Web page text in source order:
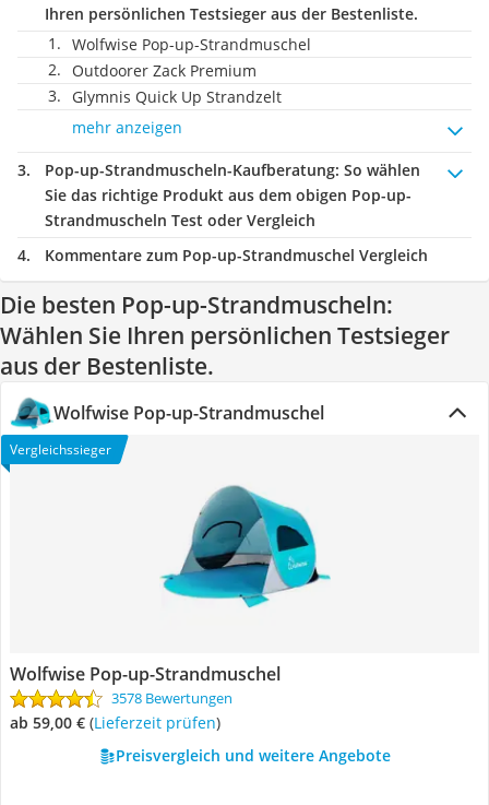
Ihren persönlichen Testsieger aus der Bestenliste.
Wolfwise Pop-up-Strandmuschel
Outdoorer Zack Premium
Glymnis Quick Up Strandzelt
mehr anzeigen
Pop-up-Strandmuscheln-Kaufberatung: So wählen
Sie das richtige Produkt aus dem obigen Pop-up-
Strandmuscheln Test oder Vergleich
Kommentare zum Pop-up-Strandmuschel Vergleich
Die besten Pop-up-Strandmuscheln:
Wählen Sie Ihren persönlichen Testsieger
aus der Bestenliste.
Wolfwise Pop-up-Strandmuschel
Vergleichssieger
Wolfwise Pop-up-Strandmuschel
3578 Bewertungen
ab 59,00 € (Lieferzeit prüfen)
Preisvergleich und weitere Angebote